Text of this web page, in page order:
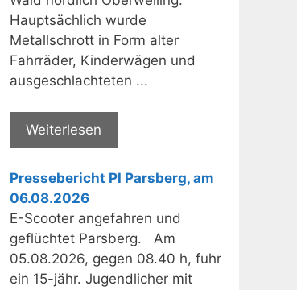
Hauptsächlich wurde
Metallschrott in Form alter
Fahrräder, Kinderwägen und
ausgeschlachteten ...
Weiterlesen
Pressebericht PI Parsberg, am
06.08.2026
E-Scooter angefahren und
geflüchtet Parsberg. Am
05.08.2026, gegen 08.40 h, fuhr
ein 15-jähr. Jugendlicher mit